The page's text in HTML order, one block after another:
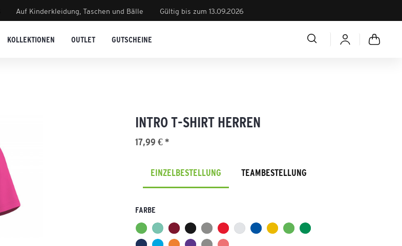
Auf Kinderkleidung, Taschen und Bälle Gültig bis zum 13.09.2026
KOLLEKTIONEN OUTLET GUTSCHEINE
INTRO T-SHIRT HERREN
17,99 € *
EINZELBESTELLUNG TEAMBESTELLUNG
FARBE